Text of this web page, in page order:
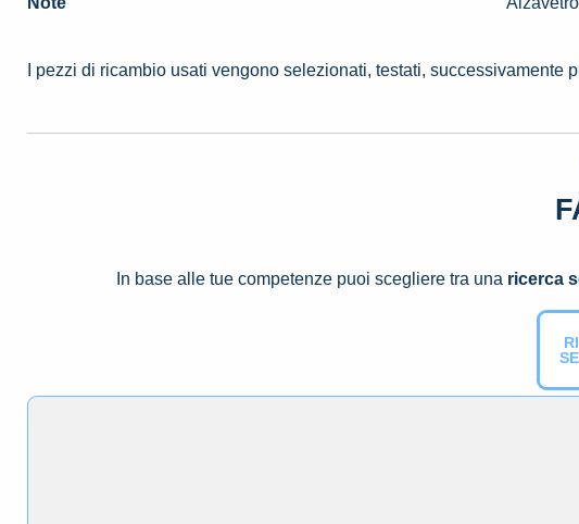
I pezzi di ricambio usati vengono selezionati, testati,
In base alle tue competenze puoi scegliere tra una ricerca